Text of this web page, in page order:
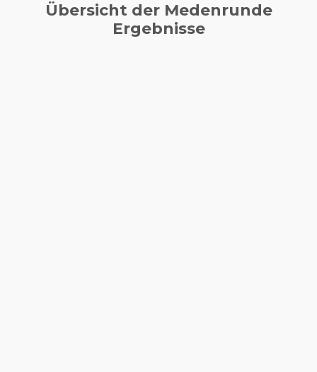
Übersicht der Medenrunde
Ergebnisse